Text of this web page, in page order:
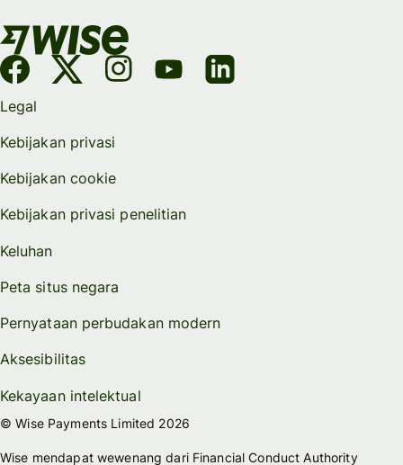
Legal
Kebijakan privasi
Kebijakan cookie
Kebijakan privasi penelitian
Keluhan
Peta situs negara
Pernyataan perbudakan modern
Aksesibilitas
Kekayaan intelektual
© Wise Payments Limited 2026
Wise mendapat wewenang dari Financial Conduct Authority